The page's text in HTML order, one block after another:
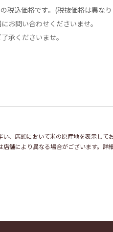
税込価格です。(税抜価格は異な
お問い合わせくださいませ。
承くださいませ。
、店頭において米の原産地を表示してお
舗により異なる場合がございます。詳